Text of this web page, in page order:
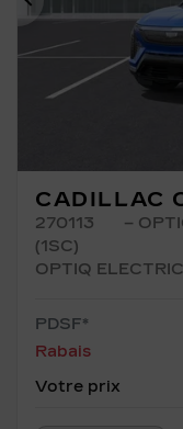
Précédent
CADILLAC
270113
–
(1SC)
OPTIQ
PDSF*
Rabais
Votre prix